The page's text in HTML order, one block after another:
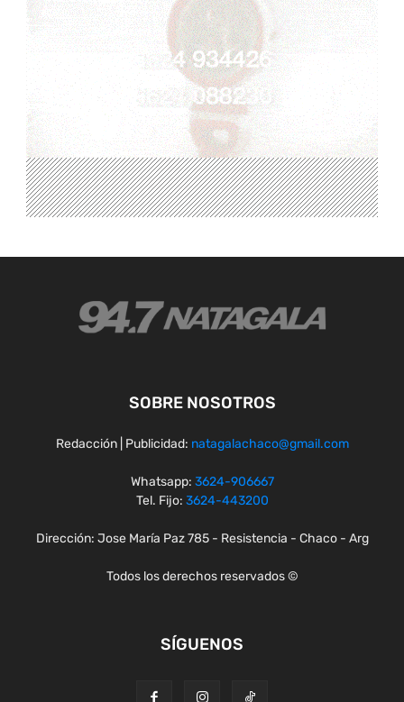
SOBRE NOSOTROS
Redacción | Publicidad: natagalachaco@gmail.com
Whatsapp: 3624-906667
Tel. Fijo: 3624-443200
Dirección: Jose María Paz 785 - Resistencia - Chaco - Arg
Todos los derechos reservados ©
SÍGUENOS